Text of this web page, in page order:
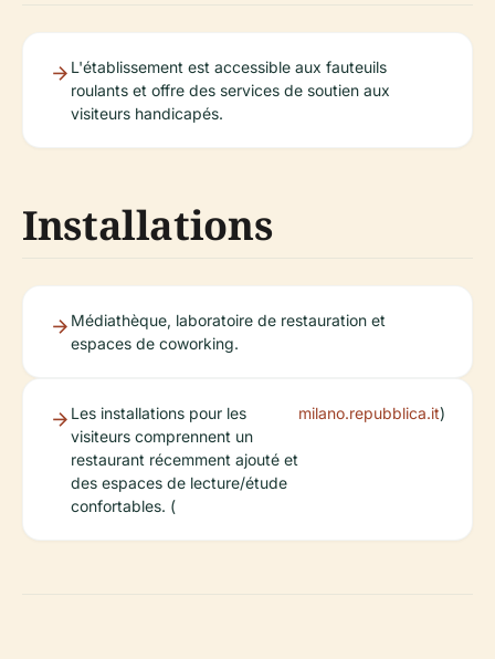
L'établissement est accessible aux fauteuils
roulants et offre des services de soutien aux
visiteurs handicapés.
Installations
Médiathèque, laboratoire de restauration et
espaces de coworking.
Les installations pour les
visiteurs comprennent un
restaurant récemment ajouté et
des espaces de lecture/étude
confortables. (
milano.repubblica.it)